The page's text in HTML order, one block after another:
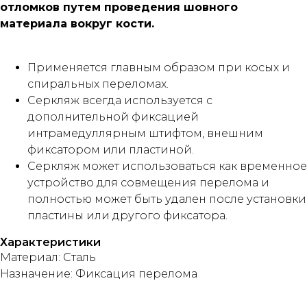
отломков путем проведения шовного
материала вокруг кости.
Применяется главным образом при косых и
спиральных переломах.
Серкляж всегда используется с
дополнительной фиксацией
интрамедуллярным штифтом, внешним
фиксатором или пластиной.
Серкляж может использоваться как временное
устройство для совмещения перелома и
полностью может быть удален после установки
пластины или другого фиксатора.
Характеристики
Материал: Сталь
Назначение: Фиксация перелома